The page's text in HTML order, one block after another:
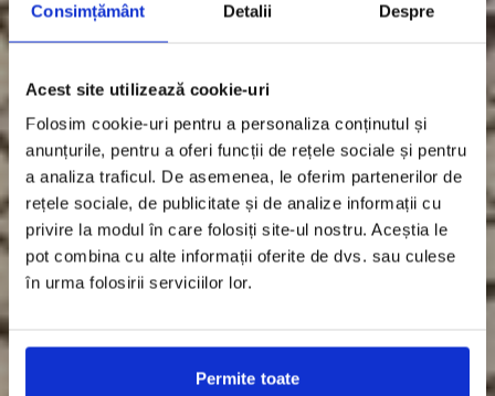
Consimțământ Detalii Despre
Acest site utilizează cookie-uri
Folosim cookie-uri pentru a personaliza conținutul și
anunțurile, pentru a oferi funcții de rețele sociale și pentru
a analiza traficul. De asemenea, le oferim partenerilor de
rețele sociale, de publicitate și de analize informații cu
privire la modul în care folosiți site-ul nostru. Aceștia le
pot combina cu alte informații oferite de dvs. sau culese
în urma folosirii serviciilor lor.
Permite toate